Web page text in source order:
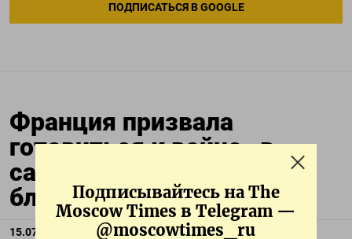
Подписывайтесь на The
Moscow Times в Telegram —
@moscowtimes_ru
ПОДПИСАТЬСЯ В GOOGLE
Франция призвала
готовиться к войне «в
самом сердце» Европы в
ближайшие пять лет
15.07.2025